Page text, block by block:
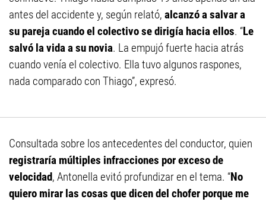
antes del accidente y, según relató, alcanzó a salvar a
su pareja cuando el colectivo se dirigía hacia ellos. “Le
salvó la vida a su novia. La empujó fuerte hacia atrás
cuando venía el colectivo. Ella tuvo algunos raspones,
nada comparado con Thiago”, expresó.
Consultada sobre los antecedentes del conductor, quien
registraría múltiples infracciones por exceso de
velocidad, Antonella evitó profundizar en el tema. “No
quiero mirar las cosas que dicen del chofer porque me